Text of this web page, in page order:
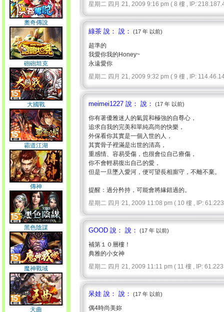
奧奇傳說
砲砲坦克
大國戰
霸道江湖
傳神
黑色陰謀
魔神戰域
天曲
星期二 四月 21, 2009 9:16 pm ( 8 樓 , IP:
綠茶 說： 說： (17 年 以前)
超準的
我愛你我的Honey~
永遠愛你
星期二 四月 21, 2009 9:32 pm ( 9 樓 , IP:
meimei1227 說： 說： (17 年 以前)
你有著優雅迷人的氣質和極強的自尊心，
追求自我的完美和單純高尚的快樂，
外保看你其實是一個入世的人，
其實骨子裡滿是出世的清高，
重感情、容易受傷，也很會位自己療傷，
你不會輕易復出自己的愛，
但是一旦墜入愛河，便可望長相廝守，不離不棄。
提醒：過分矜持，可能會將緣錯過的。
星期二 四月 21, 2009 11:08 pm ( 10 樓 , IP:
GOOD 說： 說： (17 年 以前)
補第１０層樓！
典雅的小女神
星期二 四月 21, 2009 11:11 pm ( 11 樓 , IP:
呆娃 說： 說： (17 年 以前)
偶4時尚美妳